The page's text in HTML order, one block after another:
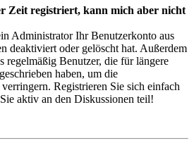
Zeit registriert, kann mich aber nicht
Administrator Ihr Benutzerkonto aus
deaktiviert oder gelöscht hat. Außerdem
regelmäßig Benutzer, die für längere
haben, um die
Registrieren Sie sich einfach
aktiv an den Diskussionen teil!